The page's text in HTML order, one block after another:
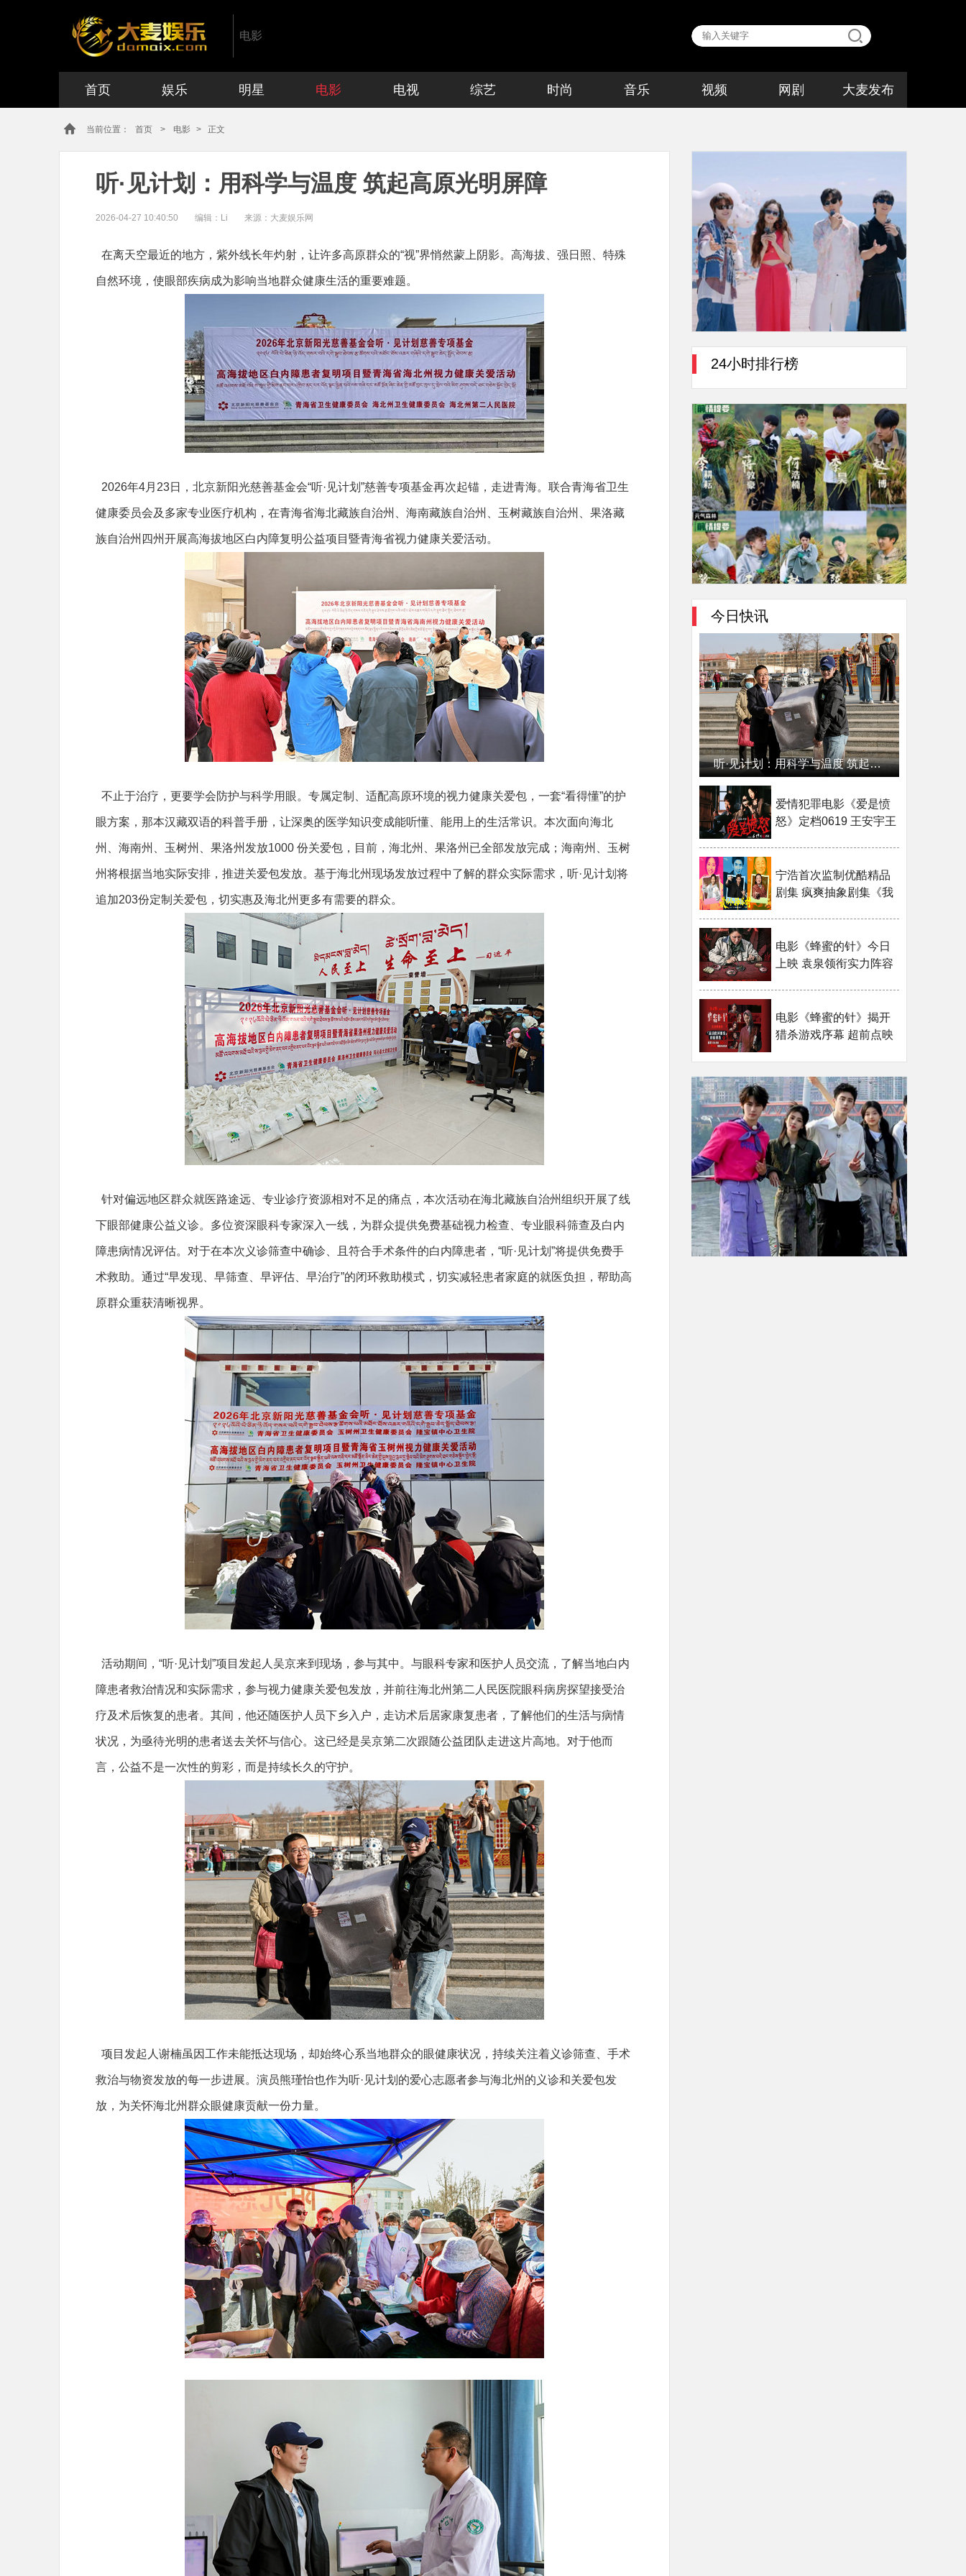
电影
首页 娱乐 明星 电影 电视 综艺 时尚 音乐 视频 网剧 大麦发布
当前位置： 首页 > 电影 > 正文
听·见计划：用科学与温度 筑起高原光明屏障
2026-04-27 10:40:50 编辑： Li 来源：大麦娱乐网
在离天空最近的地方，紫外线长年灼射，让许多高原群众的“视”界悄然蒙上阴影。高海拔、强日照、特殊
自然环境，使眼部疾病成为影响当地群众健康生活的重要难题。
2026年4月23日，北京新阳光慈善基金会“听·见计划”慈善专项基金再次起锚，走进青海。联合青海省卫生
健康委员会及多家专业医疗机构，在青海省海北藏族自治州、海南藏族自治州、玉树藏族自治州、果洛藏
族自治州四州开展高海拔地区白内障复明公益项目暨青海省视力健康关爱活动。
不止于治疗，更要学会防护与科学用眼。专属定制、适配高原环境的视力健康关爱包，一套“看得懂”的护
眼方案，那本汉藏双语的科普手册，让深奥的医学知识变成能听懂、能用上的生活常识。本次面向海北
州、海南州、玉树州、果洛州发放1000 份关爱包，目前，海北州、果洛州已全部发放完成；海南州、玉树
州将根据当地实际安排，推进关爱包发放。基于海北州现场发放过程中了解的群众实际需求，听·见计划将
追加203份定制关爱包，切实惠及海北州更多有需要的群众。
针对偏远地区群众就医路途远、专业诊疗资源相对不足的痛点，本次活动在海北藏族自治州组织开展了线
下眼部健康公益义诊。多位资深眼科专家深入一线，为群众提供免费基础视力检查、专业眼科筛查及白内
障患病情况评估。对于在本次义诊筛查中确诊、且符合手术条件的白内障患者，“听·见计划”将提供免费手
术救助。通过“早发现、早筛查、早评估、早治疗”的闭环救助模式，切实减轻患者家庭的就医负担，帮助高
原群众重获清晰视界。
活动期间，“听·见计划”项目发起人吴京来到现场，参与其中。与眼科专家和医护人员交流，了解当地白内
障患者救治情况和实际需求，参与视力健康关爱包发放，并前往海北州第二人民医院眼科病房探望接受治
疗及术后恢复的患者。其间，他还随医护人员下乡入户，走访术后居家康复患者，了解他们的生活与病情
状况，为亟待光明的患者送去关怀与信心。这已经是吴京第二次跟随公益团队走进这片高地。对于他而
言，公益不是一次性的剪彩，而是持续长久的守护。
项目发起人谢楠虽因工作未能抵达现场，却始终心系当地群众的眼健康状况，持续关注着义诊筛查、手术
救治与物资发放的每一步进展。演员熊瑾怡也作为听·见计划的爱心志愿者参与海北州的义诊和关爱包发
放，为关怀海北州群众眼健康贡献一份力量。
24小时排行榜
今日快讯
听·见计划：用科学与温度 筑起高原光明屏障
爱情犯罪电影《爱是愤
怒》定档0619 王安宇王
宁浩首次监制优酷精品
剧集 疯爽抽象剧集《我
电影《蜂蜜的针》今日
上映 袁泉领衔实力阵容
电影《蜂蜜的针》揭开
猎杀游戏序幕 超前点映